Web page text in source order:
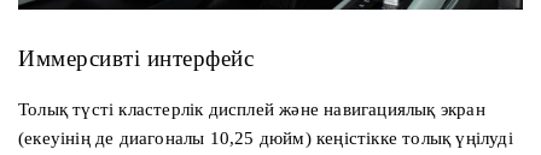
Иммерсивті интерфейс
Толық түсті кластерлік дисплей және навигациялық экран
(екеуінің де диагоналы 10,25 дюйм) кеңістікке толық үңілуді